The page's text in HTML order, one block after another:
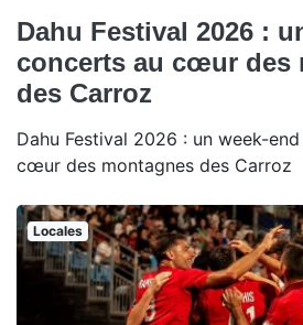
Dahu Festival 2026 :
concerts au cœur des
des Carroz
Dahu Festival 2026 : un week-
cœur des montagnes des Carroz
Locales